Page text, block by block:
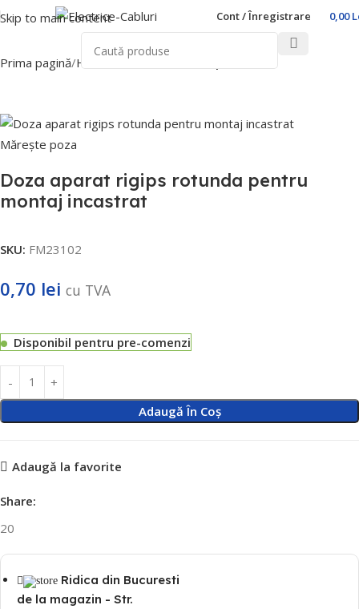
Skip to main content Cont / Înregistrare 0,00
Prima pagină Home Trasee Cabluri
Mărește poza
Doza aparat rigips rotunda pentru
montaj incastrat
SKU: FM23102
0,70 lei cu TVA
Disponibil pentru pre-comenzi
Adaugă În Coș
Adaugă la favorite
Share:
20
Ridica din Bucuresti
de la magazin - Str.